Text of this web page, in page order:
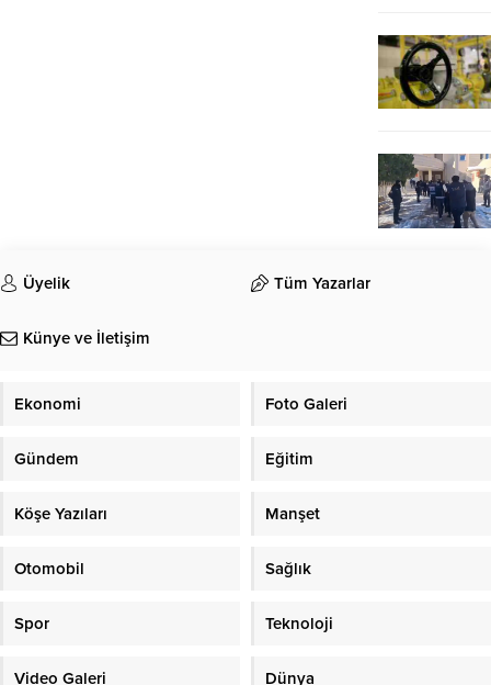
Üyelik Tüm Yazarlar
Künye ve İletişim
Ekonomi Foto Galeri
Gündem Eğitim
Köşe Yazıları Manşet
Otomobil Sağlık
Spor Teknoloji
Video Galeri Dünya